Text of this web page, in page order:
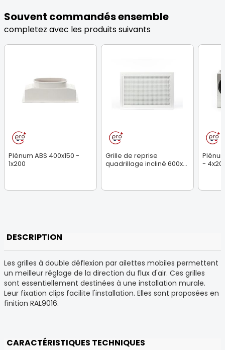
Souvent commandés ensemble
completez avec les produits suivants
Plénum ABS 400x150 -
1x200
Grille de reprise
quadrillage incliné 600x...
-
DESCRIPTION
Les grilles à double déflexion par ailettes mobiles permettent
un meilleur réglage de la direction du flux d'air. Ces grilles
sont essentiellement destinées à une installation murale.
Leur fixation clips facilite l'installation. Elles sont proposées en
finition RAL9016.
CARACTÉRISTIQUES TECHNIQUES